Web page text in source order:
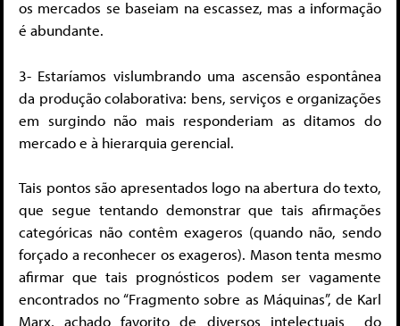
os mercados se baseiam na escassez, mas a informação
é abundante.
3- Estaríamos vislumbrando uma ascensão espontânea
da produção colaborativa: bens, serviços e organizações
em surgindo não mais responderiam as ditamos do
mercado e à hierarquia gerencial.
Tais pontos são apresentados logo na abertura do texto,
que segue tentando demonstrar que tais afirmações
categóricas não contêm exageros (quando não, sendo
forçado a reconhecer os exageros). Mason tenta mesmo
afirmar que tais prognósticos podem ser vagamente
encontrados no “Fragmento sobre as Máquinas”, de Karl
Marx, achado favorito de diversos intelectuais do